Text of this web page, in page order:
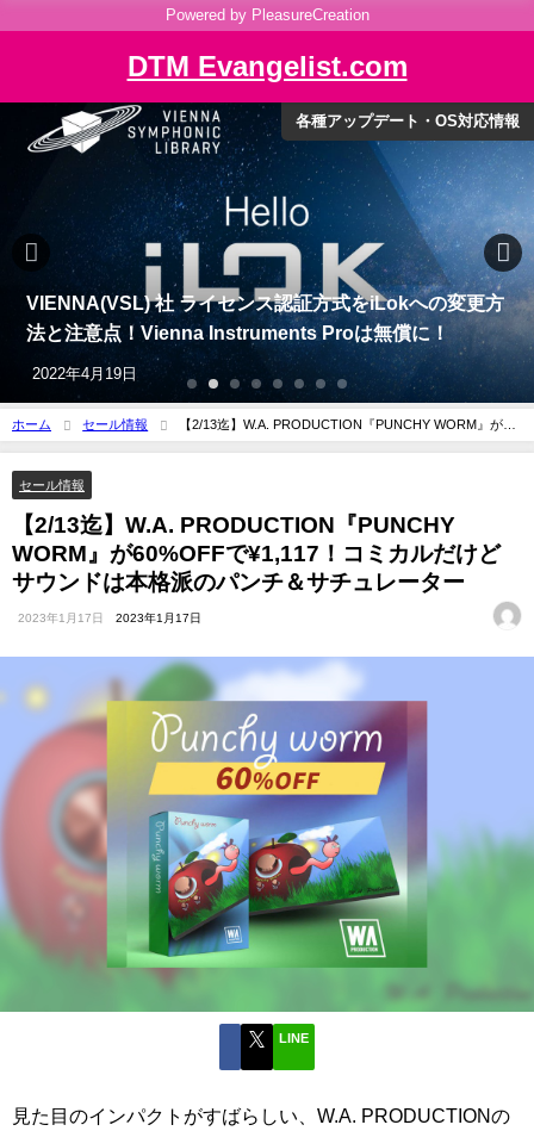
Powered by PleasureCreation
DTM Evangelist.com
セール情報
【10/31迄延長！】IK Multimedia 人気製品のセールが続
行。各種MAXシリーズが最大75%OFF！
2022年10月14日
ホーム セール情報
【2/13迄】W.A. PRODUCTION『PUNCHY WORM』が
60%OFFで¥1,117！コミカルだけどサウンドは本格派のパンチ＆サチュレーター
セール情報
【2/13迄】W.A. PRODUCTION『PUNCHY
WORM』が60%OFFで¥1,117！コミカルだけど
サウンドは本格派のパンチ＆サチュレーター
2023年1月17日 2023年1月17日
LINE
見た目のインパクトがすばらしい、W.A. PRODUCTIONの